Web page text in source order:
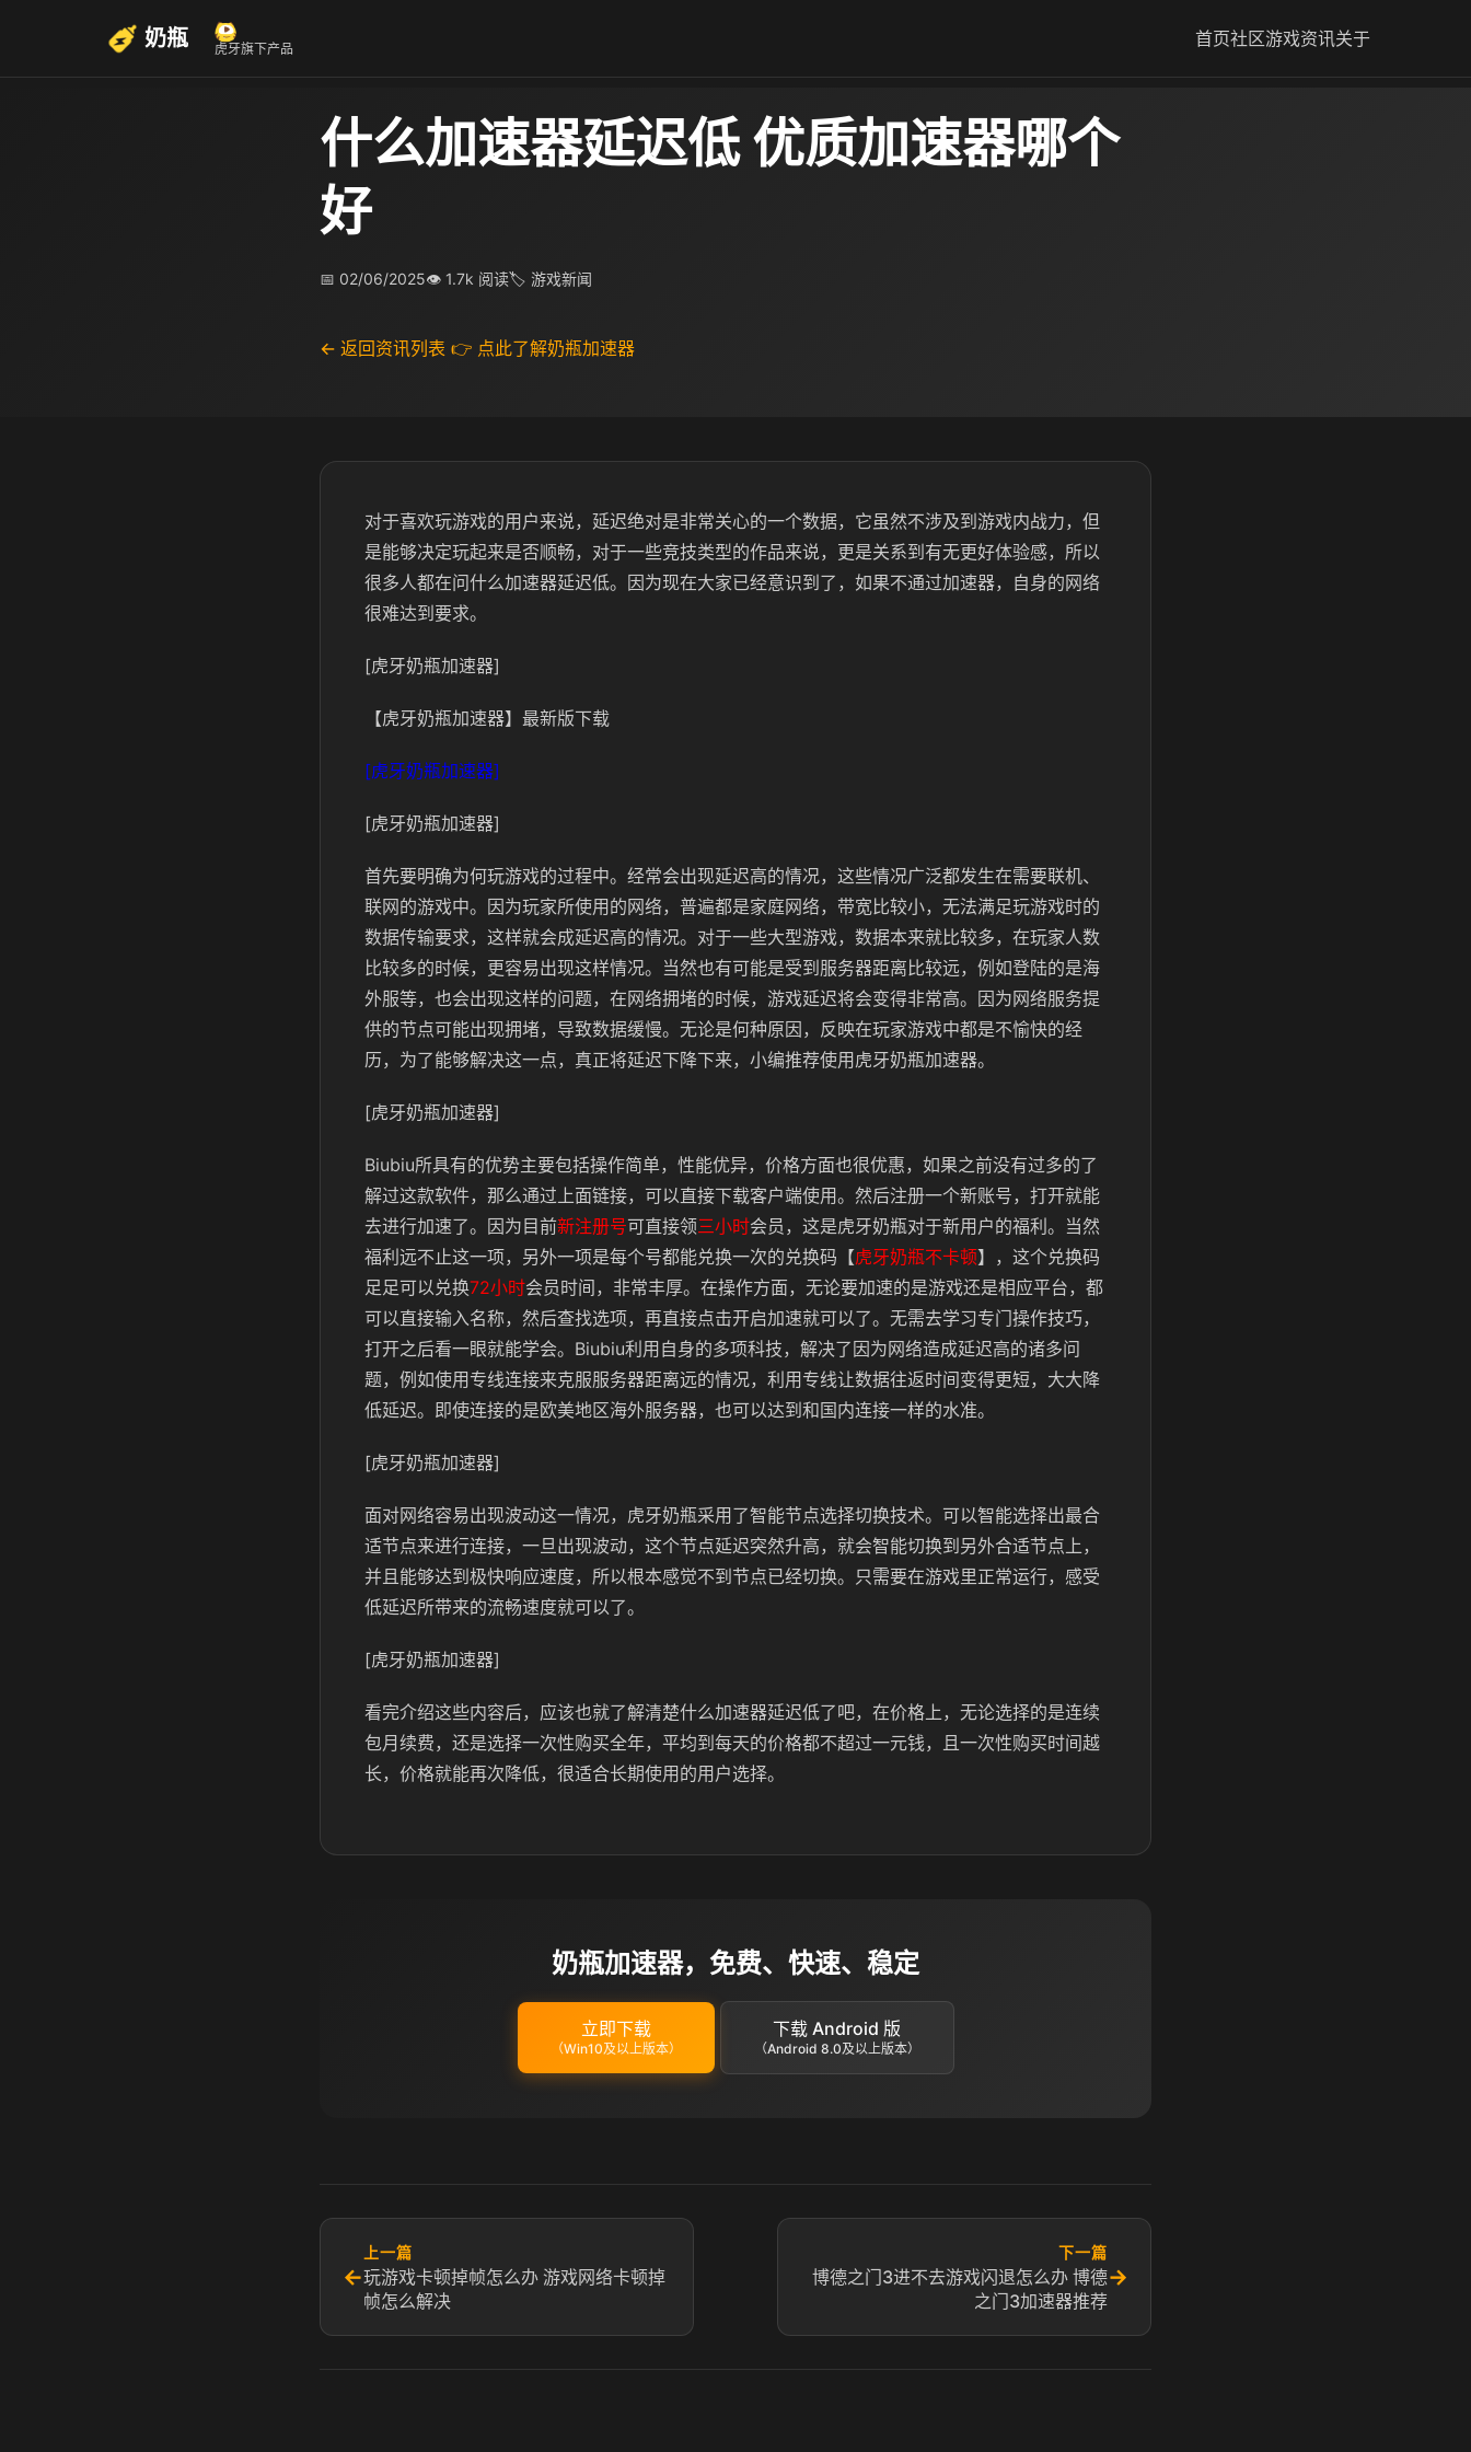
奶瓶 虎牙旗下产品 首页社区游戏资讯关于
什么加速器延迟低 优质加速器哪个
好
📅 02/06/2025👁 1.7k 阅读🏷 游戏新闻
← 返回资讯列表 👉 点此了解奶瓶加速器
对于喜欢玩游戏的用户来说，延迟绝对是非常关心的一个数据，它虽然不涉及到游戏内战力，但
是能够决定玩起来是否顺畅，对于一些竞技类型的作品来说，更是关系到有无更好体验感，所以
很多人都在问什么加速器延迟低。因为现在大家已经意识到了，如果不通过加速器，自身的网络
很难达到要求。
[虎牙奶瓶加速器]
【虎牙奶瓶加速器】最新版下载
[虎牙奶瓶加速器]
[虎牙奶瓶加速器]
首先要明确为何玩游戏的过程中。经常会出现延迟高的情况，这些情况广泛都发生在需要联机、
联网的游戏中。因为玩家所使用的网络，普遍都是家庭网络，带宽比较小，无法满足玩游戏时的
数据传输要求，这样就会成延迟高的情况。对于一些大型游戏，数据本来就比较多，在玩家人数
比较多的时候，更容易出现这样情况。当然也有可能是受到服务器距离比较远，例如登陆的是海
外服等，也会出现这样的问题，在网络拥堵的时候，游戏延迟将会变得非常高。因为网络服务提
供的节点可能出现拥堵，导致数据缓慢。无论是何种原因，反映在玩家游戏中都是不愉快的经
历，为了能够解决这一点，真正将延迟下降下来，小编推荐使用虎牙奶瓶加速器。
[虎牙奶瓶加速器]
Biubiu所具有的优势主要包括操作简单，性能优异，价格方面也很优惠，如果之前没有过多的了
解过这款软件，那么通过上面链接，可以直接下载客户端使用。然后注册一个新账号，打开就能
去进行加速了。因为目前新注册号可直接领三小时会员，这是虎牙奶瓶对于新用户的福利。当然
福利远不止这一项，另外一项是每个号都能兑换一次的兑换码【虎牙奶瓶不卡顿】，这个兑换码
足足可以兑换72小时会员时间，非常丰厚。在操作方面，无论要加速的是游戏还是相应平台，都
可以直接输入名称，然后查找选项，再直接点击开启加速就可以了。无需去学习专门操作技巧，
打开之后看一眼就能学会。Biubiu利用自身的多项科技，解决了因为网络造成延迟高的诸多问
题，例如使用专线连接来克服服务器距离远的情况，利用专线让数据往返时间变得更短，大大降
低延迟。即使连接的是欧美地区海外服务器，也可以达到和国内连接一样的水准。
[虎牙奶瓶加速器]
面对网络容易出现波动这一情况，虎牙奶瓶采用了智能节点选择切换技术。可以智能选择出最合
适节点来进行连接，一旦出现波动，这个节点延迟突然升高，就会智能切换到另外合适节点上，
并且能够达到极快响应速度，所以根本感觉不到节点已经切换。只需要在游戏里正常运行，感受
低延迟所带来的流畅速度就可以了。
[虎牙奶瓶加速器]
看完介绍这些内容后，应该也就了解清楚什么加速器延迟低了吧，在价格上，无论选择的是连续
包月续费，还是选择一次性购买全年，平均到每天的价格都不超过一元钱，且一次性购买时间越
长，价格就能再次降低，很适合长期使用的用户选择。
奶瓶加速器，免费、快速、稳定
立即下载
（Win10及以上版本）
下载 Android 版
（Android 8.0及以上版本）
←
上一篇
玩游戏卡顿掉帧怎么办 游戏网络卡顿掉
帧怎么解决
下一篇
博德之门3进不去游戏闪退怎么办 博德
之门3加速器推荐
→